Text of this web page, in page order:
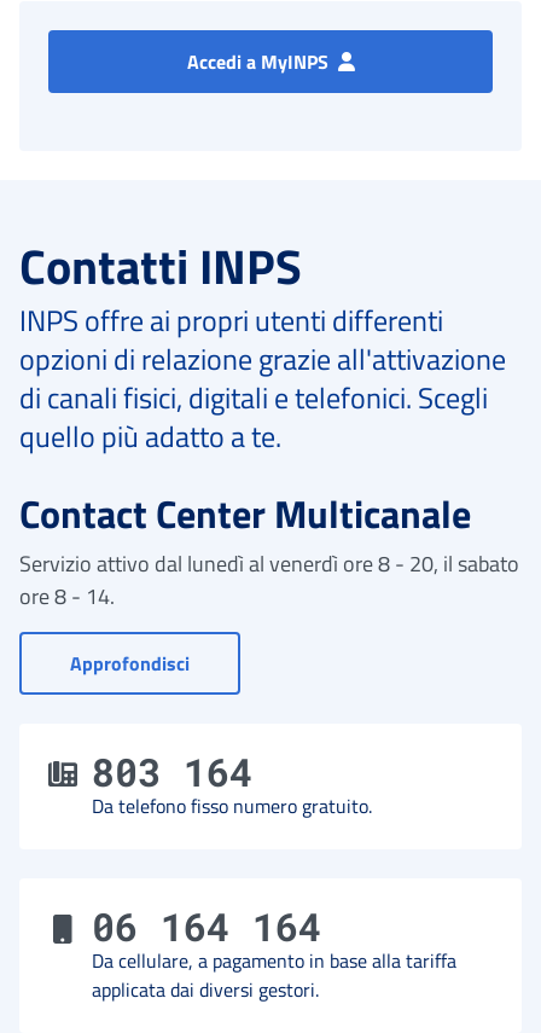
Accedi a MyINPS
Contatti INPS
INPS offre ai propri utenti differenti
opzioni di relazione grazie all'attivazione
di canali fisici, digitali e telefonici. Scegli
quello più adatto a te.
Contact Center Multicanale
Servizio attivo dal lunedì al venerdì ore 8 - 20, il sabato
ore 8 - 14.
Approfondisci- Vai a Contact Center
803 164
Da telefono fisso numero gratuito.
06 164 164
Da cellulare, a pagamento in base alla tariffa
applicata dai diversi gestori.